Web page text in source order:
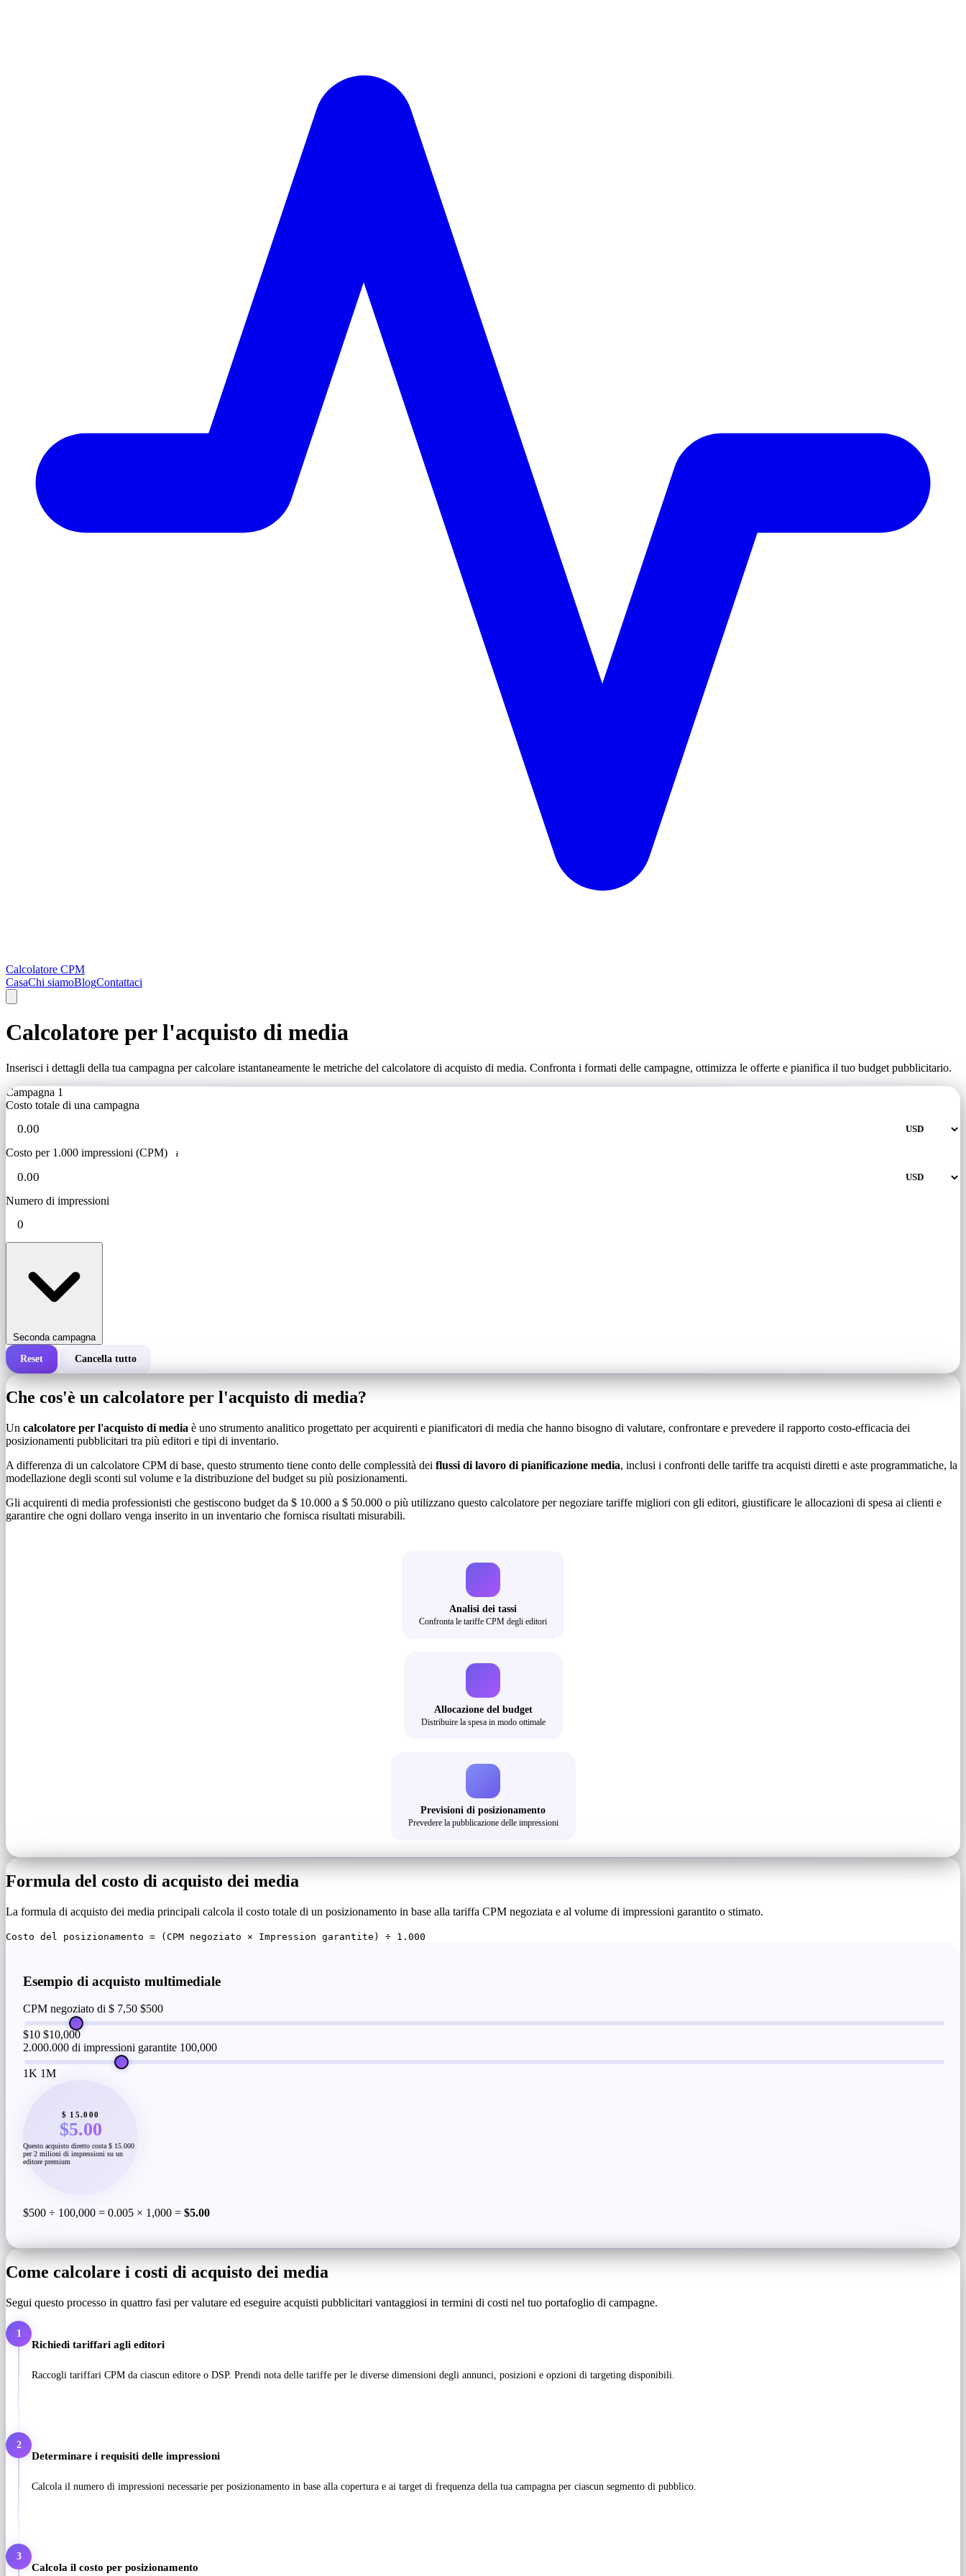
Calcolatore CPM
CasaChi siamoBlogContattaci
Calcolatore per l'acquisto di media
Inserisci i dettagli della tua campagna per calcolare istantaneamente le metriche del calcolatore di acquisto di media. Confronta i formati delle campagne, ottimizza le offerte e pianifica il tuo budget pubblicitario.
Campagna 1
Costo totale di una campagna
Costo per 1.000 impressioni (CPM) i
Numero di impressioni
Seconda campagna
Costo totale di una campagna
Numero di impressioni
Reset Cancella tutto
Che cos'è un calcolatore per l'acquisto di media?
Un calcolatore per l'acquisto di media è uno strumento analitico progettato per acquirenti e pianificatori di media che hanno bisogno di valutare, confrontare e prevedere il rapporto costo-efficacia dei
posizionamenti pubblicitari tra più editori e tipi di inventario.
A differenza di un calcolatore CPM di base, questo strumento tiene conto delle complessità dei flussi di lavoro di pianificazione media, inclusi i confronti delle tariffe tra acquisti diretti e aste programmatiche, la
modellazione degli sconti sul volume e la distribuzione del budget su più posizionamenti.
Gli acquirenti di media professionisti che gestiscono budget da $ 10.000 a $ 50.000 o più utilizzano questo calcolatore per negoziare tariffe migliori con gli editori, giustificare le allocazioni di spesa ai clienti e
garantire che ogni dollaro venga inserito in un inventario che fornisca risultati misurabili.
Analisi dei tassi
Confronta le tariffe CPM degli editori
Allocazione del budget
Distribuire la spesa in modo ottimale
Previsioni di posizionamento
Prevedere la pubblicazione delle impressioni
Formula del costo di acquisto dei media
La formula di acquisto dei media principali calcola il costo totale di un posizionamento in base alla tariffa CPM negoziata e al volume di impressioni garantito o stimato.
Costo del posizionamento = (CPM negoziato × Impression garantite) ÷ 1.000
Esempio di acquisto multimediale
CPM negoziato di $ 7,50 $500
$10 $10,000
2.000.000 di impressioni garantite 100,000
1K 1M
$ 15.000
$5.00
Questo acquisto diretto costa $ 15.000
per 2 milioni di impressioni su un
editore premium
$500 ÷ 100,000 = 0.005 × 1,000 = $5.00
Come calcolare i costi di acquisto dei media
Segui questo processo in quattro fasi per valutare ed eseguire acquisti pubblicitari vantaggiosi in termini di costi nel tuo portafoglio di campagne.
1
Richiedi tariffari agli editori
Raccogli tariffari CPM da ciascun editore o DSP. Prendi nota delle tariffe per le diverse dimensioni degli annunci, posizioni e opzioni di targeting disponibili.
2
Determinare i requisiti delle impressioni
Calcola il numero di impressioni necessarie per posizionamento in base alla copertura e ai target di frequenza della tua campagna per ciascun segmento di pubblico.
3
Calcola il costo per posizionamento